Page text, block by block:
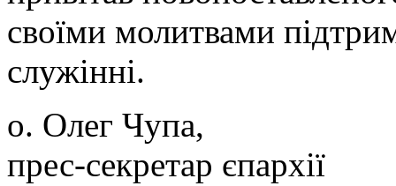
своїми молитвами
служінні.
о. Олег Чупа,
прес-секретар єпархії